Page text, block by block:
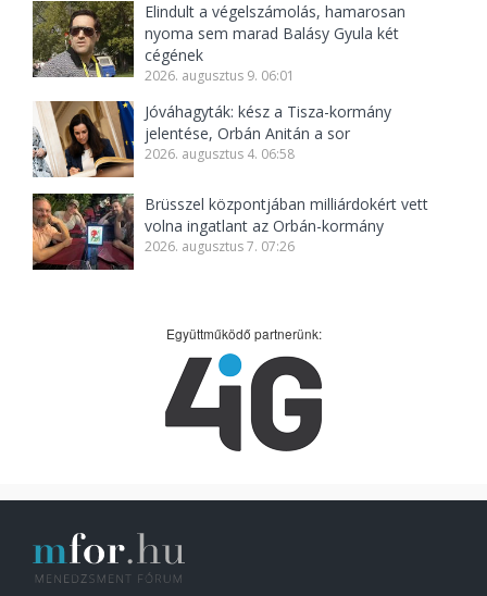
Elindult a végelszámolás, hamarosan
nyoma sem marad Balásy Gyula két
cégének
2026. augusztus 9. 06:01
Jóváhagyták: kész a Tisza-kormány
jelentése, Orbán Anitán a sor
2026. augusztus 4. 06:58
Brüsszel központjában milliárdokért vett
volna ingatlant az Orbán-kormány
2026. augusztus 7. 07:26
Együttműködő partnerünk: